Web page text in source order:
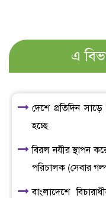
এ
দেশে প্রতিদিন
হচ্ছে
বিরল নযীর স্থাপন
পরিচালক (সেবার
বাংলাদেশে